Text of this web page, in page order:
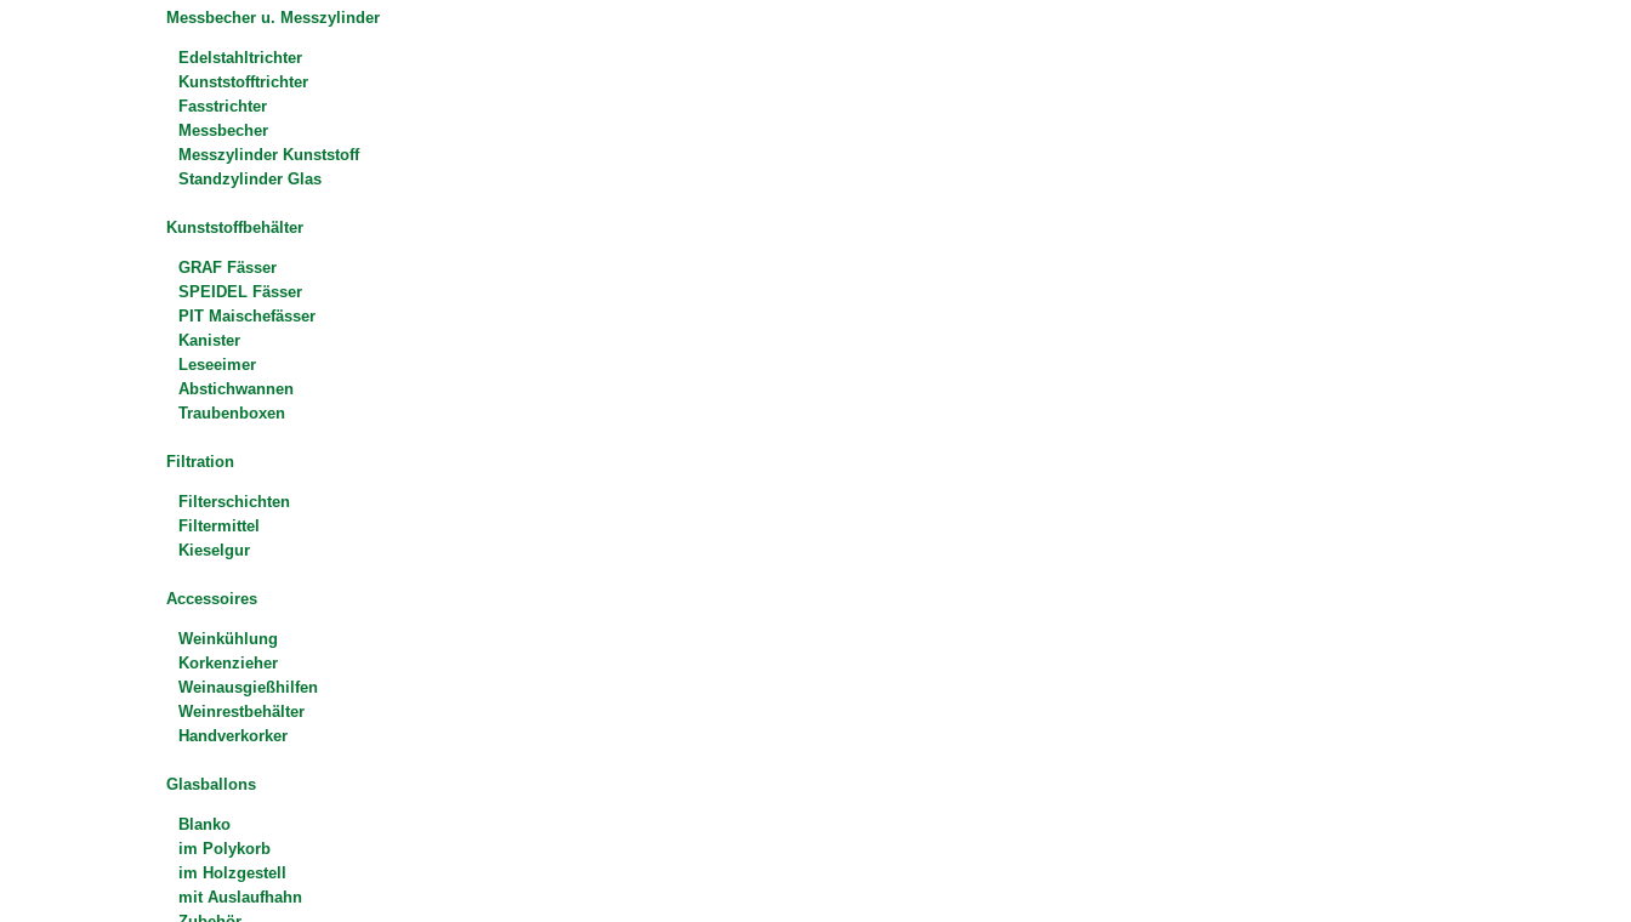
Messbecher u. Messzylinder
Edelstahltrichter
Kunststofftrichter
Fasstrichter
Messbecher
Messzylinder Kunststoff
Standzylinder Glas
Kunststoffbehälter
GRAF Fässer
SPEIDEL Fässer
PIT Maischefässer
Kanister
Leseeimer
Abstichwannen
Traubenboxen
Filtration
Filterschichten
Filtermittel
Kieselgur
Accessoires
Weinkühlung
Korkenzieher
Weinausgießhilfen
Weinrestbehälter
Handverkorker
Glasballons
Blanko
im Polykorb
im Holzgestell
mit Auslaufhahn